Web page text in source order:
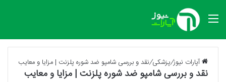
منو
آپارات نیوز/پزشکی/نقد و بررسی شامپو ضد شوره پلزنت | مزایا و معایب
نقد و بررسی شامپو ضد شوره پلزنت | مزایا و معایب